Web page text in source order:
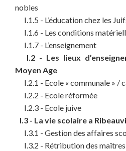
nobles
I.1.5 - L’éducation chez les
I.1.6 - Les conditions
I.1.7 - L’enseignement
I.2 - Les lieux
Moyen Age
I.2.1 - Ecole « communale » /
I.2.2 - Ecole réformée
I.2.3 - Ecole juive
I.3 - La vie scolaire a
I.3.1 - Gestion des affaires
I.3.2 - Rétribution des maîtres